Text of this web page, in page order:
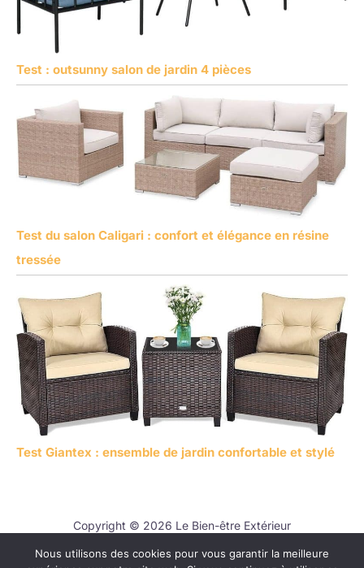
Test : outsunny salon de jardin 4 pièces
Test du salon Caligari : confort et élégance en résine
tressée
Test Giantex : ensemble de jardin confortable et stylé
Copyright © 2026 Le Bien-être Extérieur
Contact
Nous utilisons des cookies pour vous garantir la meilleure